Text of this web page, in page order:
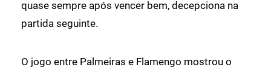
quase sempre após vencer bem, decepciona na
partida seguinte.
O jogo entre Palmeiras e Flamengo mostrou o